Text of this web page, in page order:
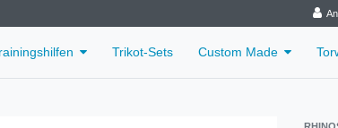
Trikot-Sets Custom Made